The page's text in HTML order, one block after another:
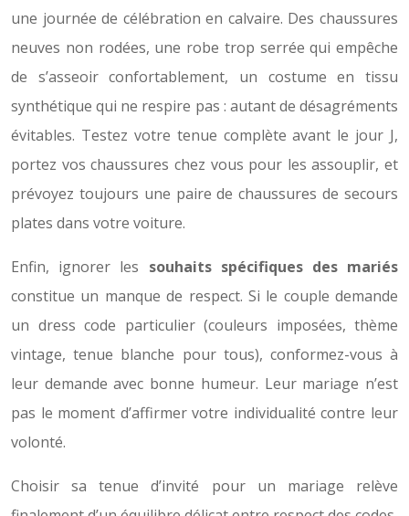
une journée de célébration en calvaire. Des chaussures
neuves non rodées, une robe trop serrée qui empêche
de s’asseoir confortablement, un costume en tissu
synthétique qui ne respire pas : autant de désagréments
évitables. Testez votre tenue complète avant le jour J,
portez vos chaussures chez vous pour les assouplir, et
prévoyez toujours une paire de chaussures de secours
plates dans votre voiture.
Enfin, ignorer les souhaits spécifiques des mariés
constitue un manque de respect. Si le couple demande
un dress code particulier (couleurs imposées, thème
vintage, tenue blanche pour tous), conformez-vous à
leur demande avec bonne humeur. Leur mariage n’est
pas le moment d’affirmer votre individualité contre leur
volonté.
Choisir sa tenue d’invité pour un mariage relève